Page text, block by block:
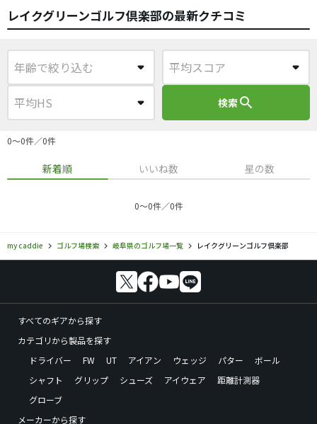
レイクグリーンゴルフ倶楽部の最新クチコミ
検索search
0〜0件／0件
新着順 いいね数 星の数
0〜0件／0件
my caddie ゴルフ場検索 岐阜県のゴルフ場一覧 レイクグリーンゴルフ倶楽部
すべてのギアから探す
カテゴリから製品を探す
ドライバー
FW UT アイアン ウェッジ パター
ボール
シャフト
グリップ シューズ アイウェア
距離計測器
グローブ
メーカーから探す